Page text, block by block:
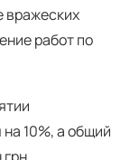
вражеских
работ по
10%, а общий